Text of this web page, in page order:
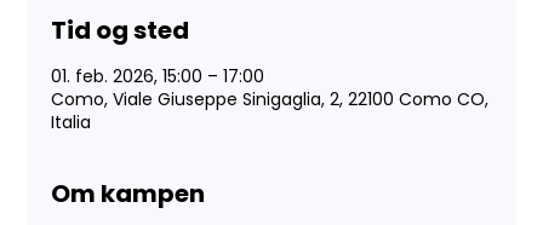
Tid og sted
01. feb. 2026, 15:00 – 17:00
Como, Viale Giuseppe Sinigaglia, 2, 22100 Como CO,
Italia
Om kampen